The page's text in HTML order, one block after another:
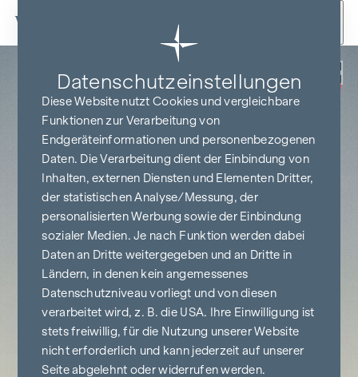
Zum Inhalt springen
PROVISIONSFREI
BIS BAUBEGINN
Datenschutz­einstellungen
Diese Website nutzt Cookies und vergleichbare
Funktionen zur Verarbeitung von
Endgeräteinformationen und personenbezogenen
Daten. Die Verarbeitung dient der Einbindung von
Inhalten, externen Diensten und Elementen Dritter,
der statistischen Analyse/Messung, der
personalisierten Werbung sowie der Einbindung
sozialer Medien. Je nach Funktion werden dabei
Daten an Dritte weitergegeben und an Dritte in
Ländern, in denen kein angemessenes
Datenschutzniveau vorliegt und von diesen
verarbeitet wird, z. B. die USA. Ihre Einwilligung ist
stets freiwillig, für die Nutzung unserer Website
nicht erforderlich und kann jederzeit auf unserer
Seite abgelehnt oder widerrufen werden.